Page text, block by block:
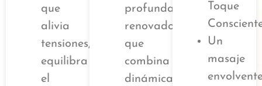
que
alivia
tensiones,
equilibra
el
profundamente
renovador
que
combina
dinámicamente
Toque
Un
masaje